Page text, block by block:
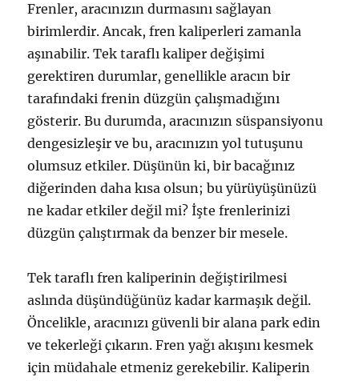
Frenler, aracınızın durmasını sağlayan
birimlerdir. Ancak, fren kaliperleri zamanla
aşınabilir. Tek taraflı kaliper değişimi
gerektiren durumlar, genellikle aracın bir
tarafındaki frenin düzgün çalışmadığını
gösterir. Bu durumda, aracınızın süspansiyonu
dengesizleşir ve bu, aracınızın yol tutuşunu
olumsuz etkiler. Düşünün ki, bir bacağınız
diğerinden daha kısa olsun; bu yürüyüşünüzü
ne kadar etkiler değil mi? İşte frenlerinizi
düzgün çalıştırmak da benzer bir mesele.
Tek taraflı fren kaliperinin değiştirilmesi
aslında düşündüğünüz kadar karmaşık değil.
Öncelikle, aracınızı güvenli bir alana park edin
ve tekerleği çıkarın. Fren yağı akışını kesmek
için müdahale etmeniz gerekebilir. Kaliperin